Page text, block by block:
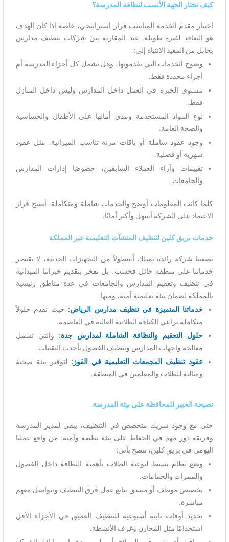
كيف تختار الجهة الأنسب لنظافة المدرسة؟
اختيار مقدم الخدمة المناسب قرار استراتيجي، خاصة إذا كان الهدف
هو التعاقد لفترة طويلة. عند المقارنة بين شركات تنظيف مدارس
بحائل من المفيد الانتباه إلى:
وضوح الخدمات التي يقدمونها، وهل تشمل كل أجزاء المدرسة أم
أجزاء محددة فقط.
مستوى الخبرة في العمل داخل المدارس وليس داخل المنازل
فقط.
نوع المواد المستخدمة ومدى أمانها على الأطفال والحساسية
والصحة العامة.
وجود عقود شاملة أو باقات مرنة تناسب الميزانية، مثل عقود
شهرية أو فصلية.
تقييمات وآراء العملاء السابقين، خصوصًا إدارات المدارس
والجامعات.
كلما كانت المعلومات أوضح والخدمات شاملة ومتكاملة، أصبح قرار
الاعتماد على الشركة أسهل وأكثر أمانًا.
خدمات بريق كلين لتنظيف المنشآت التعليمية عبر المملكة
بصفتنا شركة رائدة تمتلك أسطولاً من التجهيزات الحديثة، لا تقتصر
خدماتنا على منطقة حائل فحسب، بل نفخر بتقديم خبراتنا الميدانية
في تنظيف وتعقيم المدارس والجامعات في عدة مناطق رئيسية
بالمملكة لضمان بيئة تعليمية آمنة، ومنها:
خدماتنا المتميزة في تنظيف مدارس الرياض: حيث نقدم حلولاً
متكاملة تراعي الكثافة الطلابية العالية في العاصمة.
حلول التعقيم والنظافة الشاملة لمدارس جدة: والتي تشمل
معالجة واجهات المدارس وتنظيف الفصول بأحدث التقنيات.
عقود تنظيف المجمعات التعليمية في القوز : لتوفير بيئة صحية
ومثالية للطلاب والمعلمين في المنطقة.
نصيحة الخبير للمحافظة على بيئة المدرسة
حتى مع وجود شريك متخصص في التنظيف، يبقى لمدير المدرسة
وفريقه دور مهم في الحفاظ على بيئة نظيفة وآمنة. من واقع عملنا
اليومي في بريق كلين، ننصح بآتي:
وضع نظام بسيط لتوعية الطلاب بأهمية النظافة داخل الفصول
والممرات والحمامات.
تخصيص موظف أو منسق يتابع عمل فرق التنظيف ويتواصل معهم
مباشرة.
تحديد أوقات ثابتة أسبوعية للتنظيف العميق في الأجزاء الأقل
استخدامًا مثل المخازن وغرف الأنشطة.